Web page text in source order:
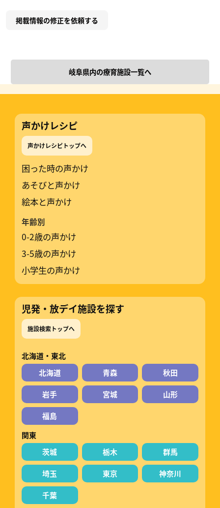
掲載情報の修正を依頼する
岐阜県内の療育施設一覧へ
声かけレシピ
声かけレシピトップへ
困った時の声かけ
あそびと声かけ
絵本と声かけ
年齢別
0-2歳の声かけ
3-5歳の声かけ
小学生の声かけ
児発・放デイ施設を探す
施設検索トップへ
北海道・東北
北海道
青森 秋田
岩手 宮城 山形
福島
関東
茨城
栃木 群馬
埼玉 東京 神奈川
千葉